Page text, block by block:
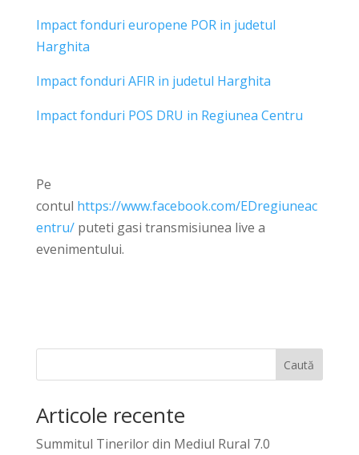
Impact fonduri europene POR in judetul
Harghita
Impact fonduri AFIR in judetul Harghita
Impact fonduri POS DRU in Regiunea Centru
Pe
contul https://www.facebook.com/EDregiuneac
entru/puteti gasi transmisiunea live a
evenimentului.
Caută
Articole recente
Summitul Tinerilor din Mediul Rural 7.0